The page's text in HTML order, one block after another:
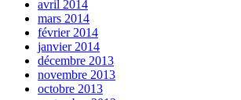
avril 2014
mars 2014
février 2014
janvier 2014
décembre 2013
novembre 2013
octobre 2013